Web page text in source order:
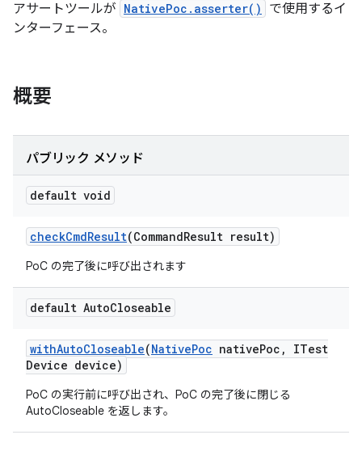
アサートツールが NativePoc.asserter()
で使用するイ
ンターフェース。
概要
パブリック メソッド
default void
checkCmdResult(CommandResult result)
PoC の完了後に呼び出されます
default AutoCloseable
withAutoCloseable(NativePoc nativePoc ,
ITest
Device device)
PoC の実行前に呼び出され、PoC の完了後に閉じる
AutoCloseable を返します。